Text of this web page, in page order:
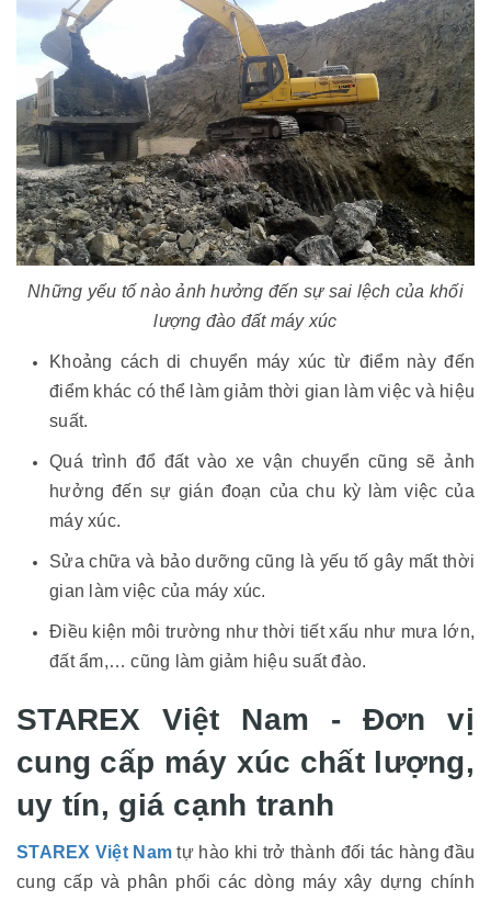
Những yếu tố nào ảnh hưởng đến sự sai lệch của khối
lượng đào đất máy xúc
Khoảng cách di chuyển máy xúc từ điểm này đến
điểm khác có thể làm giảm thời gian làm việc và hiệu
suất.
Quá trình đổ đất vào xe vận chuyển cũng sẽ ảnh
hưởng đến sự gián đoạn của chu kỳ làm việc của
máy xúc.
Sửa chữa và bảo dưỡng cũng là yếu tố gây mất thời
gian làm việc của máy xúc.
Điều kiện môi trường như thời tiết xấu như mưa lớn,
đất ẩm,… cũng làm giảm hiệu suất đào.
STAREX Việt Nam - Đơn vị
cung cấp máy xúc chất lượng,
uy tín, giá cạnh tranh
STAREX Việt Nam tự hào khi trở thành đối tác hàng đầu
cung cấp và phân phối các dòng máy xây dựng chính